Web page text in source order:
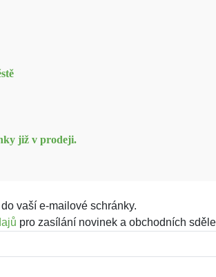
již v prodeji.
vaší e-mailové schránky.
pro zasílání novinek a obchodních